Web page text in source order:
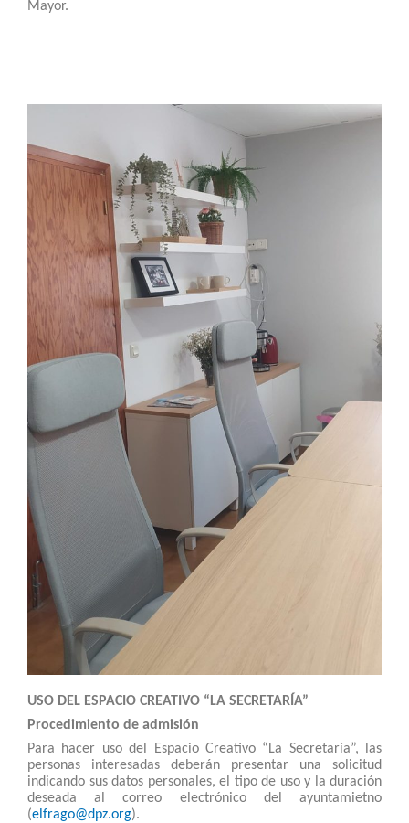
Mayor.
USO DEL ESPACIO CREATIVO “LA SECRETARÍA”
Procedimiento de admisión
Para hacer uso del Espacio Creativo “La Secretaría”, las
personas interesadas deberán presentar una solicitud
indicando sus datos personales, el tipo de uso y la duración
deseada al correo electrónico del ayuntamietno
(elfrago@dpz.org).